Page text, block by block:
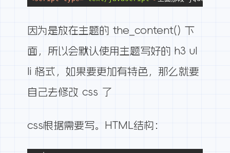
因为是放在主题的 the_content() 下
面，所以会默认使用主题写好的 h3 ul
li 格式，如果要更加有特色，那么就要
自己去修改 css 了
css根据需要写。HTML结构：